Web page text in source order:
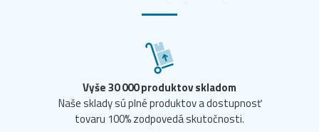
Vyše 30 000 produktov skladom
Naše sklady sú plné produktov a dostupnosť
tovaru 100% zodpovedá skutočnosti.